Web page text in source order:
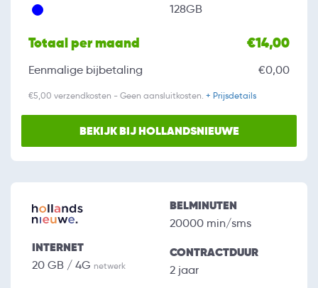
128GB
Totaal per maand €14,00
Eenmalige bijbetaling €0,00
€5,00 verzendkosten - Geen aansluitkosten. + Prijsdetails
BEKIJK BIJ HOLLANDSNIEUWE
INTERNET
20 GB / 4G netwerk
BELMINUTEN
20000 min/sms
CONTRACTDUUR
2 jaar